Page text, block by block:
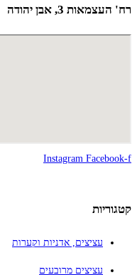
רח' העצמאות 3, אבן יהודה
Instagram Facebook-f
קטגוריות
עציצים, אדניות וקערות
עציצים מרובעים